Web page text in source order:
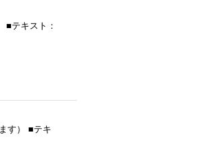
■テキスト：
す） ■テキ